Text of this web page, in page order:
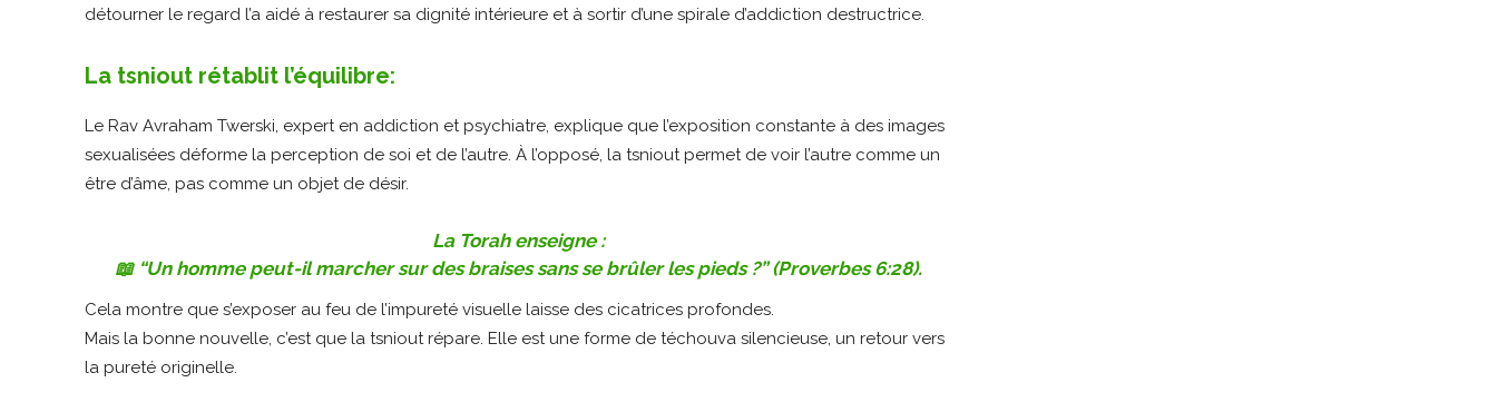
détourner le regard l’a aidé à restaurer sa dignité intérieure et à sortir d’une spirale d’addiction destructrice.
La tsniout rétablit l’équilibre:
Le Rav Avraham Twerski, expert en addiction et psychiatre, explique que l’exposition constante à des images
sexualisées déforme la perception de soi et de l’autre. À l’opposé, la tsniout permet de voir l’autre comme un
être d’âme, pas comme un objet de désir.
La Torah enseigne :
📖 “Un homme peut-il marcher sur des braises sans se brûler les pieds ?” (Proverbes 6:28).
Cela montre que s’exposer au feu de l’impureté visuelle laisse des cicatrices profondes.
Mais la bonne nouvelle, c’est que la tsniout répare. Elle est une forme de téchouva silencieuse, un retour vers
la pureté originelle.